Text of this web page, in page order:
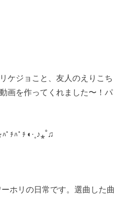
ケジョこと、友人のえりこち
画を作ってくれました〜！パ
ﾟﾁﾊﾟﾁ ◖ · ♪⁎˚♫
ホリの日常です。選曲した曲